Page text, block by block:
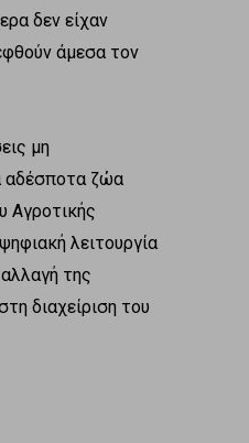
δεν είχαν
άμεσα τον
μη
αδέσποτα ζώα
Αγροτικής
λειτουργία
της
διαχείριση του